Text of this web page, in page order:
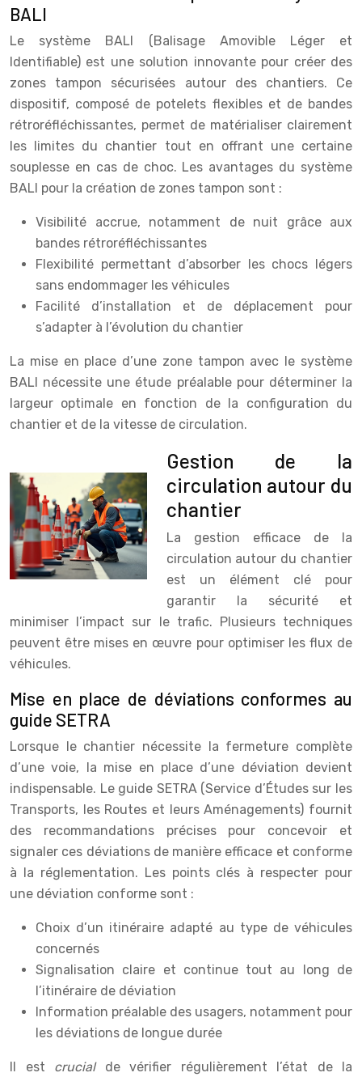
BALI
Le système BALI (Balisage Amovible Léger et
Identifiable) est une solution innovante pour créer des
zones tampon sécurisées autour des chantiers. Ce
dispositif, composé de potelets flexibles et de bandes
rétroréfléchissantes, permet de matérialiser clairement
les limites du chantier tout en offrant une certaine
souplesse en cas de choc. Les avantages du système
BALI pour la création de zones tampon sont :
Visibilité accrue, notamment de nuit grâce aux
bandes rétroréfléchissantes
Flexibilité permettant d’absorber les chocs légers
sans endommager les véhicules
Facilité d’installation et de déplacement pour
s’adapter à l’évolution du chantier
La mise en place d’une zone tampon avec le système
BALI nécessite une étude préalable pour déterminer la
largeur optimale en fonction de la configuration du
chantier et de la vitesse de circulation.
Gestion de la
circulation autour du
chantier
La gestion efficace de la
circulation autour du chantier
est un élément clé pour
garantir la sécurité et
minimiser l’impact sur le trafic. Plusieurs techniques
peuvent être mises en œuvre pour optimiser les flux de
véhicules.
Mise en place de déviations conformes au
guide SETRA
Lorsque le chantier nécessite la fermeture complète
d’une voie, la mise en place d’une déviation devient
indispensable. Le guide SETRA (Service d’Études sur les
Transports, les Routes et leurs Aménagements) fournit
des recommandations précises pour concevoir et
signaler ces déviations de manière efficace et conforme
à la réglementation. Les points clés à respecter pour
une déviation conforme sont :
Choix d’un itinéraire adapté au type de véhicules
concernés
Signalisation claire et continue tout au long de
l’itinéraire de déviation
Information préalable des usagers, notamment pour
les déviations de longue durée
Il est crucial de vérifier régulièrement l’état de la